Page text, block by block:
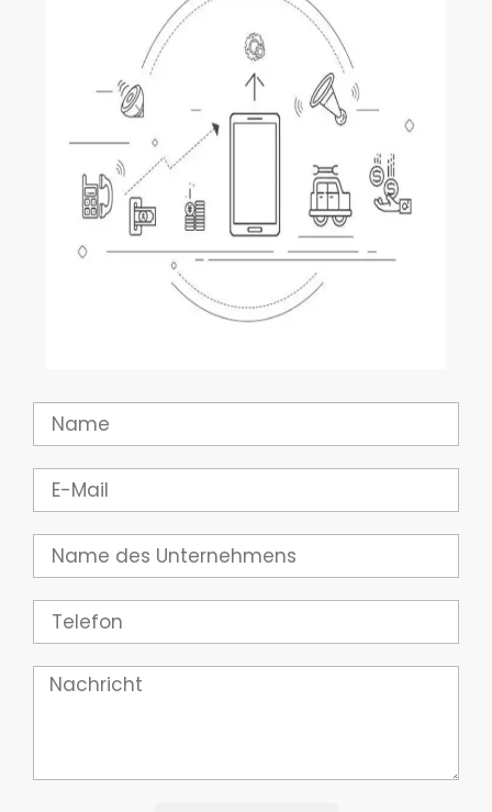
Name
E-
Mail
Unternehmen
Telefon
Nachricht